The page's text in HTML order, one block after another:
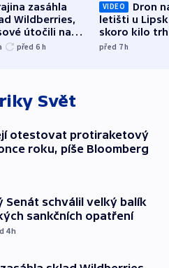
zasáhla
Wildberries,
útočili na
hasiče či
před 6 h
VIDEO
Dron
letišti u
skoro kilo
indicie
před 7h
Svět
otestovat protiraketový
roku, píše Bloomberg
Senát schválil velký balík
sankčních opatření
4h